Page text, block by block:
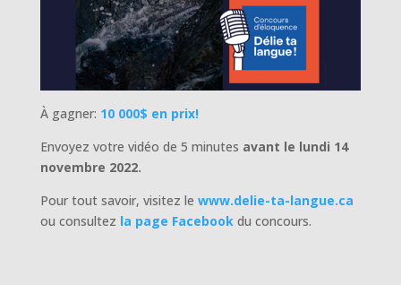
À gagner: 10 000$ en prix!
Envoyez votre vidéo de 5 minutes avant le lundi 14
novembre 2022.
Pour tout savoir, visitez le www.delie-ta-langue.ca
ou consultez la page Facebook du concours.